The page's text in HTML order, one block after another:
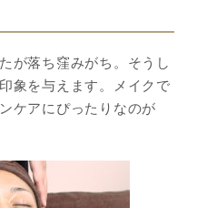
が落ち窪みがち。そうし
象を与えます。メイクで
ケアにぴったりなのが